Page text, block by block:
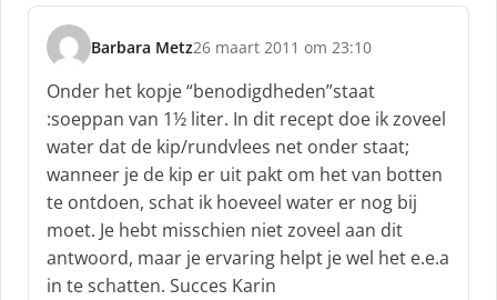
Barbara Metz
s
c
h
r
e
e
f
26 maart 2011 om 23:10
Onder het kopje “benodigdheden”staat
:soeppan van 1½ liter. In dit recept doe ik zoveel
water dat de kip/rundvlees net onder staat;
wanneer je de kip er uit pakt om het van botten
te ontdoen, schat ik hoeveel water er nog bij
moet. Je hebt misschien niet zoveel aan dit
antwoord, maar je ervaring helpt je wel het e.e.a
in te schatten. Succes Karin